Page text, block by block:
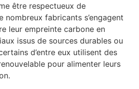
être respectueux de
nombreux fabricants s’engagent
leur empreinte carbone en
issus de sources durables ou
d’entre eux utilisent des
pour alimenter leurs